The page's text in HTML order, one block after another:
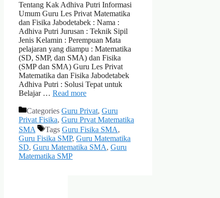
Tentang Kak Adhiva Putri Informasi
Umum Guru Les Privat Matematika
dan Fisika Jabodetabek : Nama :
Adhiva Putri Jurusan : Teknik Sipil
Jenis Kelamin : Perempuan Mata
pelajaran yang diampu : Matematika
(SD, SMP, dan SMA) dan Fisika
(SMP dan SMA) Guru Les Privat
Matematika dan Fisika Jabodetabek
Adhiva Putri : Solusi Tepat untuk
Belajar … Read more
Categories Guru Privat, Guru
Privat Fisika, Guru Prvat Matematika
SMA
Tags Guru Fisika SMA,
Guru Fisika SMP, Guru Matematika
SD, Guru Matematika SMA, Guru
Matematika SMP